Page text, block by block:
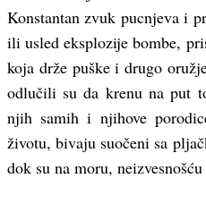
Konstantan zvuk pucnjeva i
ili usled eksplozije bombe,
koja drže puške i drugo
odlučili su da krenu na put
njih samih i njihove
životu, bivaju suočeni sa
dok su na moru,